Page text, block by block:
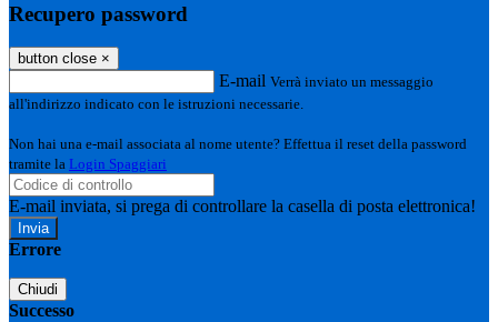
Recupero password
button close ×
E-mail Verrà inviato un messaggio
all'indirizzo indicato con le istruzioni necessarie.
Non hai una e-mail associata al nome utente? Effettua il reset della password
tramite la Login Spaggiari
E-mail inviata, si prega di controllare la casella di posta elettronica!
Errore
Chiudi
Successo